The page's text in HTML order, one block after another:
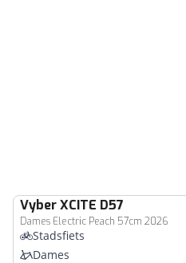
VyberXCITE D57
Dames Electric Peach 57cm 2026
Stadsfiets
Dames